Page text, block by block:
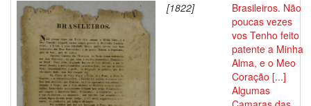
[1822]
Brasileiros. Não
poucas vezes
vos Tenho feito
patente a Minha
Alma, e o Meo
Coração [...]
Algumas